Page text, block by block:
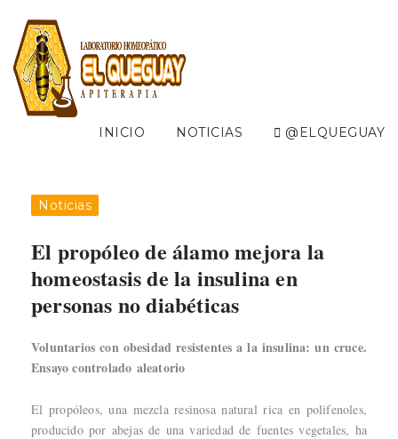
INICIO NOTICIAS @ELQUEGUAY
Noticias
El propóleo de álamo mejora la
homeostasis de la insulina en
personas no diabéticas
Voluntarios con obesidad resistentes a la insulina: un cruce.
Ensayo controlado aleatorio
El propóleos, una mezcla resinosa natural rica en polifenoles,
producido por abejas de una variedad de fuentes vegetales, ha